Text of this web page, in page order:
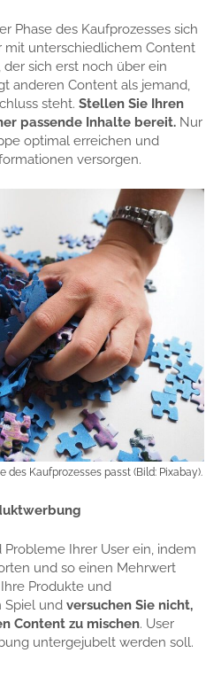
Phase des Kaufprozesses sich
mit unterschiedlichem Content
sich erst noch über ein
anderen Content als jemand,
steht. Stellen Sie Ihren
passende Inhalte bereit.Nur
optimal erreichen und
versorgen.
des Kaufprozesses passt (Bild: Pixabay).
Ihrer User ein, indem
und so einen Mehrwert
Produkte und
Spiel und versuchen Sie nicht,
Content zu mischen. User
untergejubelt werden soll.